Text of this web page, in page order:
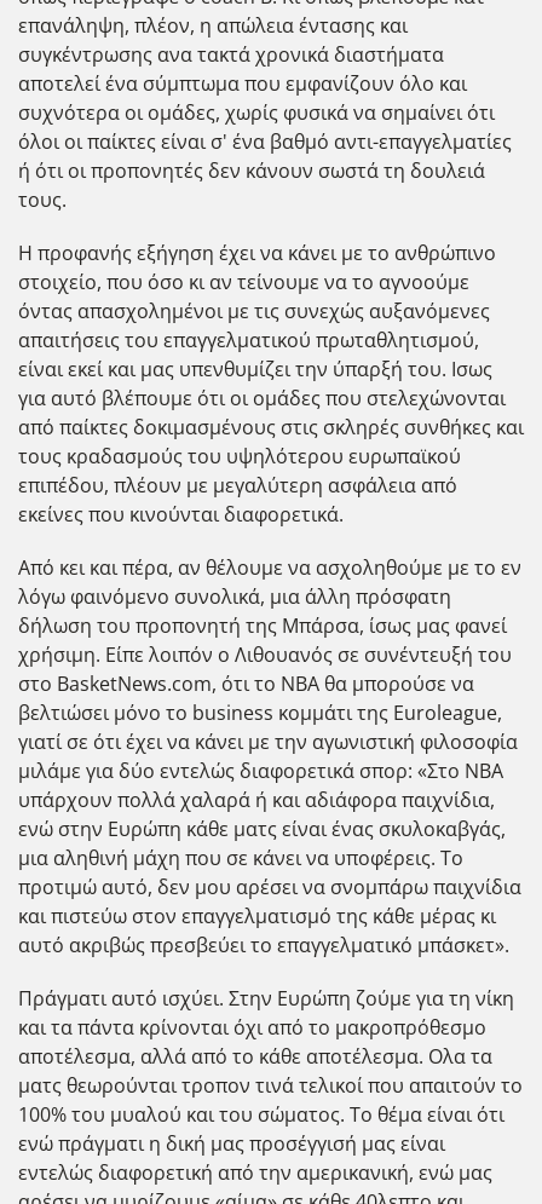
επανάληψη, πλέον, η απώλεια έντασης και
συγκέντρωσης ανα τακτά χρονικά διαστήματα
αποτελεί ένα σύμπτωμα που εμφανίζουν όλο και
συχνότερα οι ομάδες, χωρίς φυσικά να σημαίνει ότι
όλοι οι παίκτες είναι σ' ένα βαθμό αντι-επαγγελματίες
ή ότι οι προπονητές δεν κάνουν σωστά τη δουλειά
τους.
Η προφανής εξήγηση έχει να κάνει με το ανθρώπινο
στοιχείο, που όσο κι αν τείνουμε να το αγνοούμε
όντας απασχολημένοι με τις συνεχώς αυξανόμενες
απαιτήσεις του επαγγελματικού πρωταθλητισμού,
είναι εκεί και μας υπενθυμίζει την ύπαρξή του. Ισως
για αυτό βλέπουμε ότι οι ομάδες που στελεχώνονται
από παίκτες δοκιμασμένους στις σκληρές συνθήκες και
τους κραδασμούς του υψηλότερου ευρωπαϊκού
επιπέδου, πλέουν με μεγαλύτερη ασφάλεια από
εκείνες που κινούνται διαφορετικά.
Από κει και πέρα, αν θέλουμε να ασχοληθούμε με το εν
λόγω φαινόμενο συνολικά, μια άλλη πρόσφατη
δήλωση του προπονητή της Μπάρσα, ίσως μας φανεί
χρήσιμη. Είπε λοιπόν ο Λιθουανός σε συνέντευξή του
στο BasketNews.com, ότι το ΝΒΑ θα μπορούσε να
βελτιώσει μόνο το business κομμάτι της Euroleague,
γιατί σε ότι έχει να κάνει με την αγωνιστική φιλοσοφία
μιλάμε για δύο εντελώς διαφορετικά σπορ: «Στο ΝΒΑ
υπάρχουν πολλά χαλαρά ή και αδιάφορα παιχνίδια,
ενώ στην Ευρώπη κάθε ματς είναι ένας σκυλοκαβγάς,
μια αληθινή μάχη που σε κάνει να υποφέρεις. Το
προτιμώ αυτό, δεν μου αρέσει να σνομπάρω παιχνίδια
και πιστεύω στον επαγγελματισμό της κάθε μέρας κι
αυτό ακριβώς πρεσβεύει το επαγγελματικό μπάσκετ».
Πράγματι αυτό ισχύει. Στην Ευρώπη ζούμε για τη νίκη
και τα πάντα κρίνονται όχι από το μακροπρόθεσμο
αποτέλεσμα, αλλά από το κάθε αποτέλεσμα. Ολα τα
ματς θεωρούνται τροπον τινά τελικοί που απαιτούν το
100% του μυαλού και του σώματος. Το θέμα είναι ότι
ενώ πράγματι η δική μας προσέγγισή μας είναι
εντελώς διαφορετική από την αμερικανική, ενώ μας